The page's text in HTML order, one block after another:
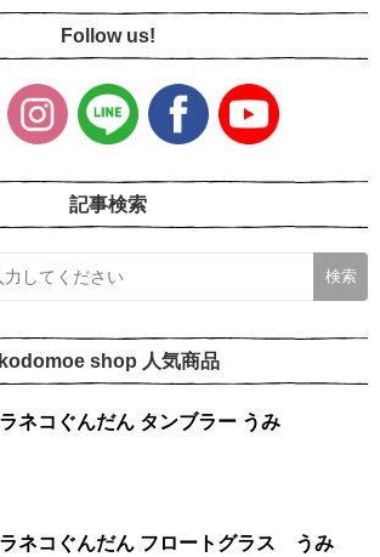
Follow us!
記事検索
kodomoe shop 人気商品
ノラネコぐんだん タンブラー うみ
ノラネコぐんだん フロートグラス うみ